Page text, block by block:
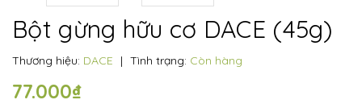
Bột gừng hữu cơ DACE (45g)
Thương hiệu: DACE | Tình trạng: Còn hàng
77.000₫